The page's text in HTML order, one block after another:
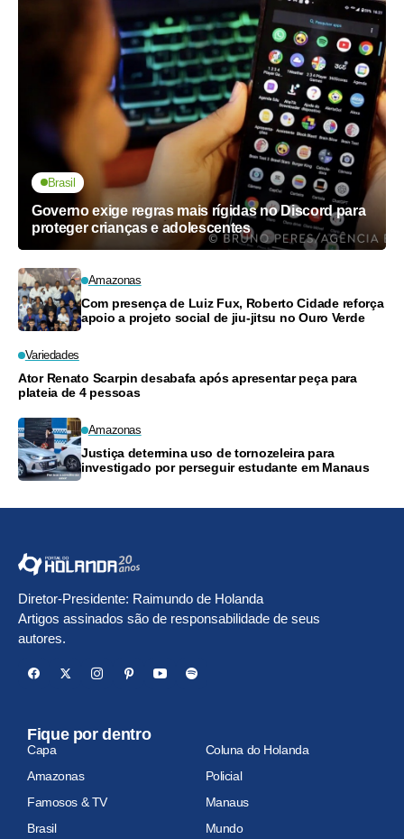
Brasil
Governo exige regras mais rígidas no Discord para
proteger crianças e adolescentes
Amazonas
Com presença de Luiz Fux, Roberto Cidade reforça
apoio a projeto social de jiu-jitsu no Ouro Verde
Variedades
Ator Renato Scarpin desabafa após apresentar peça para
plateia de 4 pessoas
Amazonas
Justiça determina uso de tornozeleira para
investigado por perseguir estudante em Manaus
Diretor-Presidente: Raimundo de Holanda
Artigos assinados são de responsabilidade de seus
autores.
Fique por dentro
Capa
Coluna do Holanda
Amazonas
Policial
Famosos & TV
Manaus
Brasil
Mundo